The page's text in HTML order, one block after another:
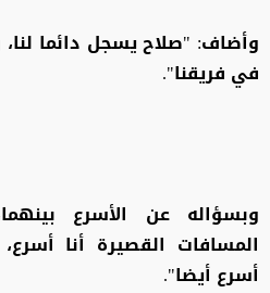
وأضاف: "صلاح يسجل دائما
في فريقنا".
وبسؤاله عن الأسرع
المسافات القصيرة أنا
أسرع أيضا".